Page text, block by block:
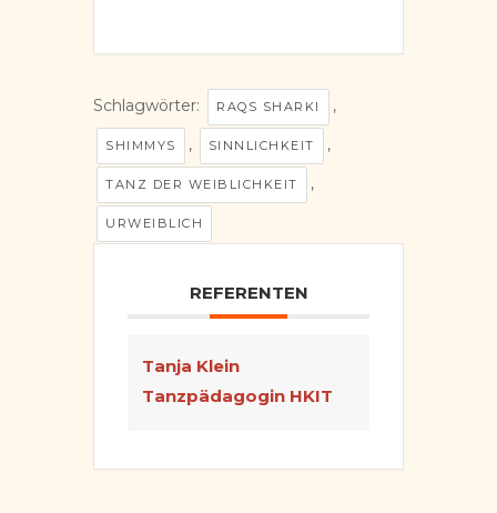
Schlagwörter: RAQS SHARKI ,
SHIMMYS , SINNLICHKEIT ,
TANZ DER WEIBLICHKEIT ,
URWEIBLICH
REFERENTEN
Tanja Klein
Tanzpädagogin HKIT